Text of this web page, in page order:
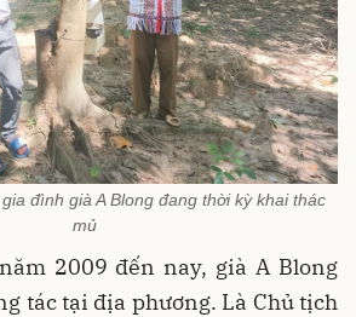
đình già A Blong đang thời kỳ khai thác
mủ
2009 đến nay, già A Blong
tác tại địa phương. Là Chủ tịch